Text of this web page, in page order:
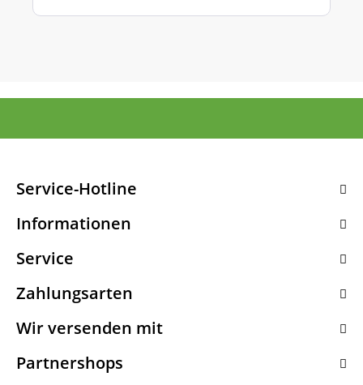
Service-Hotline
Informationen
Service
Zahlungsarten
Wir versenden mit
Partnershops